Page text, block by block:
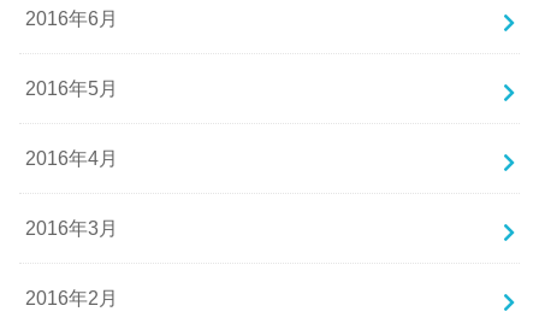
2016年6月
2016年5月
2016年4月
2016年3月
2016年2月